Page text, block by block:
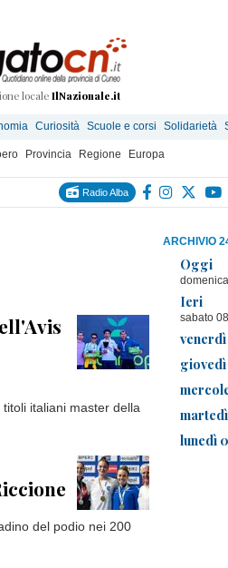
localeIlNazionale.it
Curiosità Scuole e corsi Solidarietà
Provincia Regione Europa
Radio Alba
ARCHIVIO
Oggi
Ieri
sabato
lunedì
italiani master della
del podio nei 200